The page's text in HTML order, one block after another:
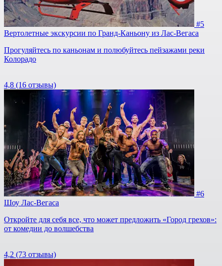
#5
Вертолетные экскурсии по Гранд-Каньону из Лас-Вегаса
Прогуляйтесь по каньонам и полюбуйтесь пейзажами реки
Колорадо
4,8 (16 отзывы)
#6
Шоу Лас-Вегаса
Откройте для себя все, что может предложить «Город грехов»:
от комедии до волшебства
4,2 (73 отзывы)